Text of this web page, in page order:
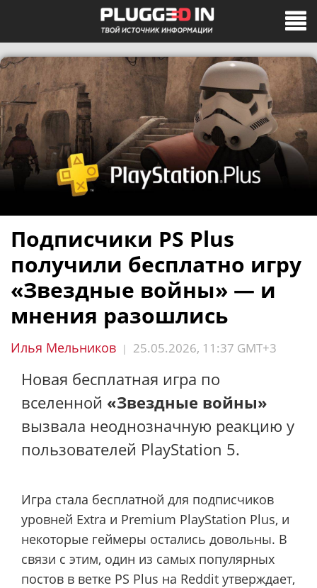
Подписчики PS Plus
получили бесплатно игру
«Звездные войны» — и
мнения разошлись
Илья Мельников | 25.05.2026, 11:37 GMT+3
Новая бесплатная игра по
вселенной «Звездные войны»
вызвала неоднозначную реакцию у
пользователей PlayStation 5.
Игра стала бесплатной для подписчиков
уровней Extra и Premium PlayStation Plus, и
некоторые геймеры остались довольны. В
связи с этим, один из самых популярных
постов в ветке PS Plus на Reddit утверждает,